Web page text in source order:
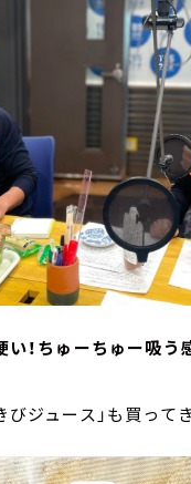
い！ちゅーちゅー吸う
びジュース」も買ってき